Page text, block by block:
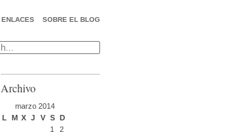
SOBRE EL BLOG
ENLACES
Archivo
marzo 2014
L
M X J V S D
1
2